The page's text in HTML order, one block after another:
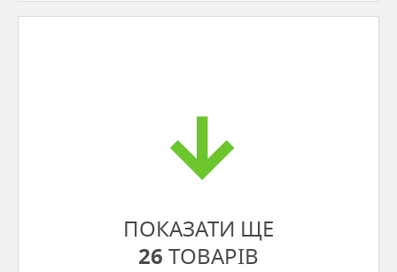
ПОКАЗАТИ ЩЕ
26 ТОВАРІВ